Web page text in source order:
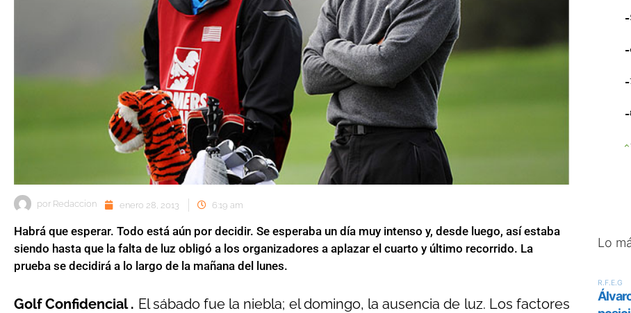
por Redaccion enero 28, 2013 6:19 am
Habrá que esperar. Todo está aún por decidir. Se esperaba un día muy intenso y, desde luego, así estaba
siendo hasta que la falta de luz obligó a los organizadores a aplazar el cuarto y último recorrido. La
prueba se decidirá a lo largo de la mañana del lunes.
Golf Confidencial . El sábado fue la niebla; el domingo, la ausencia de luz. Los factores
Lo